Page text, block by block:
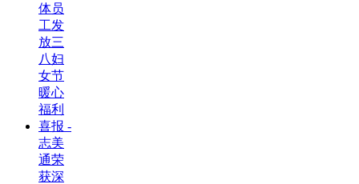
体员
工发
放三
八妇
女节
暖心
福利
喜报 -
志美
通荣
获深